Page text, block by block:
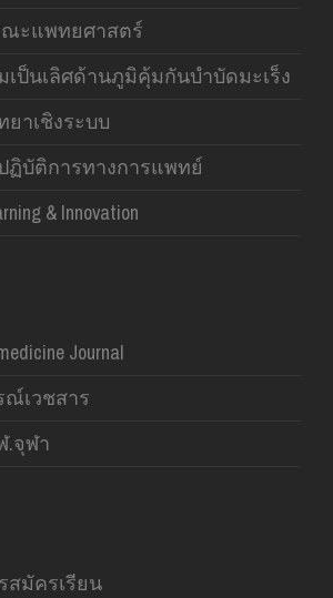
ะแพทยศาสตร์
เป็นเลิศด้านภูมิคุ้มกันบำบัดมะเร็ง
าเชิงระบบ
ฏิบัติการทางการแพทย์
& Innovation
Journal
ณ์เวชสาร
.จุฬา
สมัครเรียน